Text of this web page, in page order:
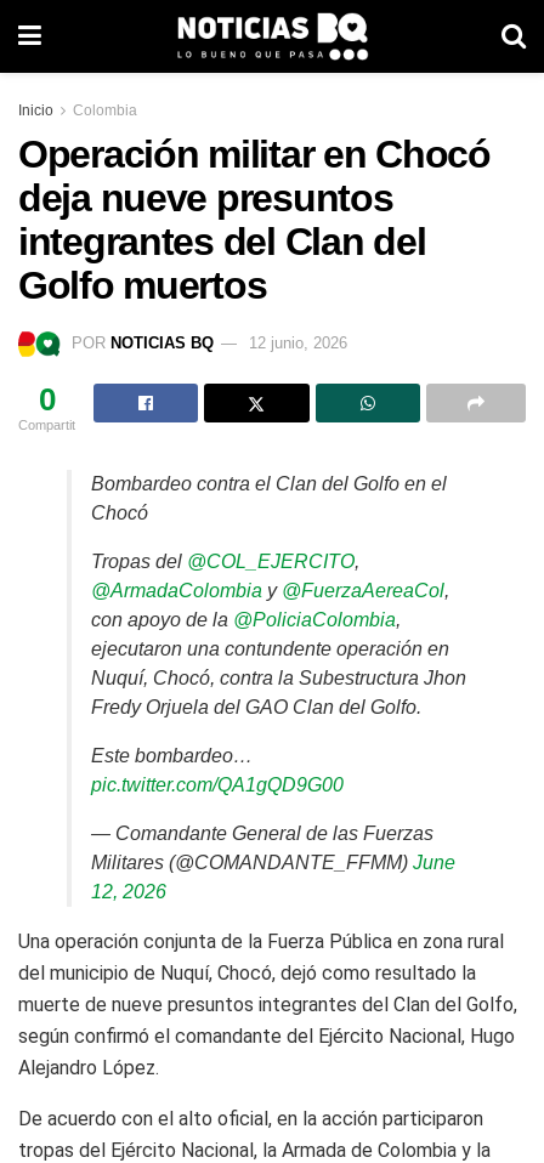
Inicio Colombia
Operación militar en Chocó
deja nueve presuntos
integrantes del Clan del
Golfo muertos
POR NOTICIAS BQ 12 junio, 2026
0
Compartit
Bombardeo contra el Clan del Golfo en el
Chocó
Tropas del @COL_EJERCITO,
@ArmadaColombia y @FuerzaAereaCol,
con apoyo de la @PoliciaColombia,
ejecutaron una contundente operación en
Nuquí, Chocó, contra la Subestructura Jhon
Fredy Orjuela del GAO Clan del Golfo.
Este bombardeo…
pic.twitter.com/QA1gQD9G00
— Comandante General de las Fuerzas
Militares (@COMANDANTE_FFMM) June
12, 2026
Una operación conjunta de la Fuerza Pública en zona rural
del municipio de Nuquí, Chocó, dejó como resultado la
muerte de nueve presuntos integrantes del Clan del Golfo,
según confirmó el comandante del Ejército Nacional, Hugo
Alejandro López.
De acuerdo con el alto oficial, en la acción participaron
tropas del Ejército Nacional, la Armada de Colombia y la